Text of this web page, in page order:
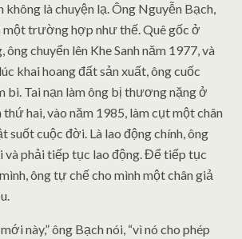
không là chuyện lạ. Ông Nguyễn Bạch,
một trường hợp như thế. Quê gốc ở
ông chuyển lên Khe Sanh năm 1977, và
khai hoang đất sản xuất, ông cuốc
bi. Tai nạn làm ông bị thương nặng ở
thứ hai, vào năm 1985, làm cụt một chân
suốt cuộc đời. Là lao động chính, ông
và phải tiếp tục lao động. Để tiếp tục
ông tự chế cho mình một chân giả
này,” ông Bạch nói, “vì nó cho phép